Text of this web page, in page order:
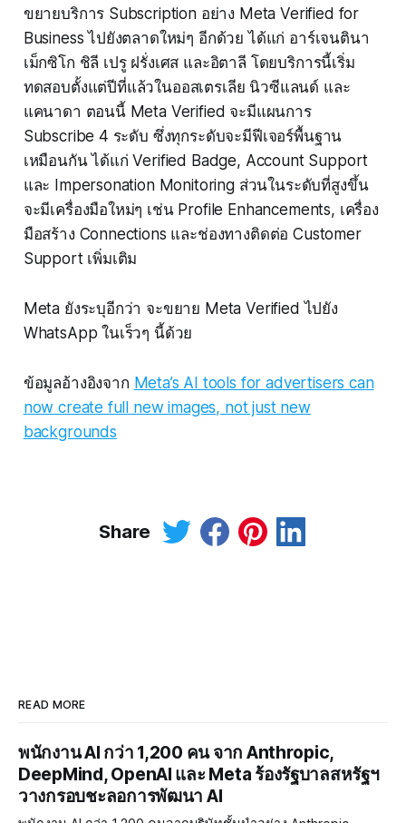
ขยายบริการ Subscription อย่าง Meta Verified for
Business ไปยังตลาดใหม่ๆ อีกด้วย ได้แก่ อาร์เจนตินา
เม็กซิโก ชิลี เปรู ฝรั่งเศส และอิตาลี โดยบริการนี้เริ่ม
ทดสอบตั้งแต่ปีที่แล้วในออสเตรเลีย นิวซีแลนด์ และ
แคนาดา ตอนนี้ Meta Verified จะมีแผนการ
Subscribe 4 ระดับ ซึ่งทุกระดับจะมีฟีเจอร์พื้นฐาน
เหมือนกัน ได้แก่ Verified Badge, Account Support
และ Impersonation Monitoring ส่วนในระดับที่สูงขึ้น
จะมีเครื่องมือใหม่ๆ เช่น Profile Enhancements, เครื่อง
มือสร้าง Connections และช่องทางติดต่อ Customer
Support เพิ่มเติม
Meta ยังระบุอีกว่า จะขยาย Meta Verified ไปยัง
WhatsApp ในเร็วๆ นี้ด้วย
ข้อมูลอ้างอิงจาก Meta’s AI tools for advertisers can
now create full new images, not just new
backgrounds
Share
READ MORE
พนักงาน AI กว่า 1,200 คน จาก Anthropic,
DeepMind, OpenAI และ Meta ร้องรัฐบาลสหรัฐฯ
วางกรอบชะลอการพัฒนา AI